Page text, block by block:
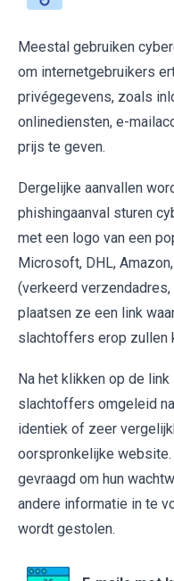
Meestal gebruiken
om internetgebruikers
privégegevens, zoals
onlinediensten, e-
prijs te geven.
Dergelijke aanvallen
phishingaanval sturen
met een logo van een
Microsoft, DHL,
(verkeerd
plaatsen ze een link
slachtoffers erop zullen
Na het klikken op de
slachtoffers omgeleid
identiek of zeer
oorspronkelijke
gevraagd om hun
andere informatie in te
wordt gestolen.